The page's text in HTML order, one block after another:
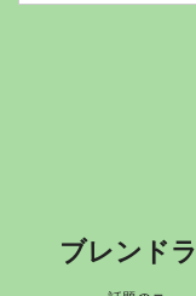
ブレンド